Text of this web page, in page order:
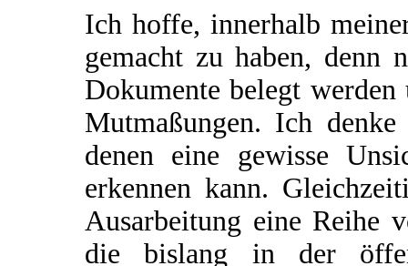
Ich hoffe, innerhalb
gemacht zu haben, denn
Dokumente belegt
Mutmaßungen. Ich
denen eine gewisse
erkennen kann.
Ausarbeitung eine Reihe
die bislang in der